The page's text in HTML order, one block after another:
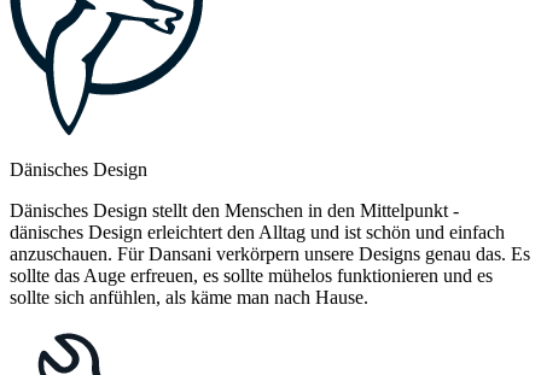
Dänisches Design
Dänisches Design stellt den Menschen in den Mittelpunkt -
dänisches Design erleichtert den Alltag und ist schön und einfach
anzuschauen. Für Dansani verkörpern unsere Designs genau das. Es
sollte das Auge erfreuen, es sollte mühelos funktionieren und es
sollte sich anfühlen, als käme man nach Hause.